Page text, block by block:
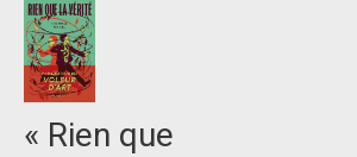
« Rien que